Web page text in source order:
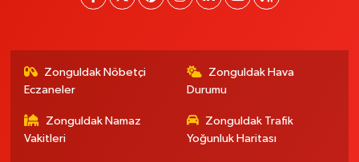
Zonguldak Nöbetçi
Eczaneler
Zonguldak Hava
Durumu
Zonguldak Namaz
Vakitleri
Zonguldak Trafik
Yoğunluk Haritası